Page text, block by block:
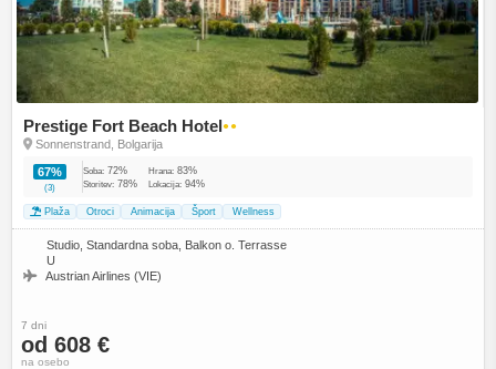
Prestige Fort Beach Hotel●●
Sonnenstrand, Bolgarija
67%
(3)
Soba: 72% Hrana: 83%
Storitev: 78% Lokacija: 94%
Plaža Otroci Animacija Šport Wellness
Studio, Standardna soba, Balkon o. Terrasse
U
Austrian Airlines (VIE)
7 dni
od 608 €
na osebo